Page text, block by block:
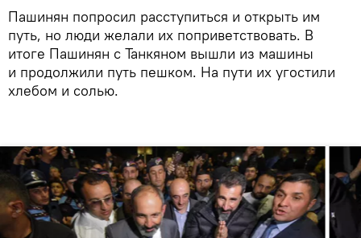
Пашинян попросил расступиться и открыть им
путь, но люди желали их поприветствовать. В
итоге Пашинян с Танкяном вышли из машины
и продолжили путь пешком. На пути их угостили
хлебом и солью.